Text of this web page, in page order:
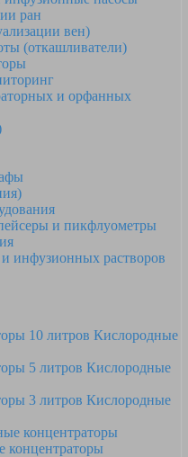
ран
вен)
(откашливатели)
и орфанных
и пикфлуометры
инфузионных растворов
Кислородные
Кислородные
Кислородные
концентраторы